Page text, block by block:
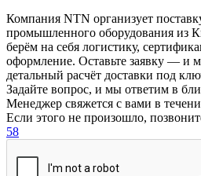
Компания NTN организует
промышленного оборудования из
берём на себя логистику,
оформление. Оставьте заявку — и
детальный расчёт доставки под
Задайте вопрос, и мы ответим в
Менеджер свяжется с вами в
Если этого не произошло,
58